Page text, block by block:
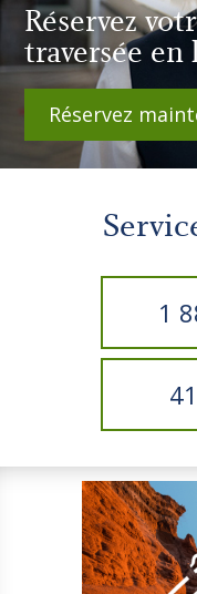
Réservez
traversée en
Réservez
1